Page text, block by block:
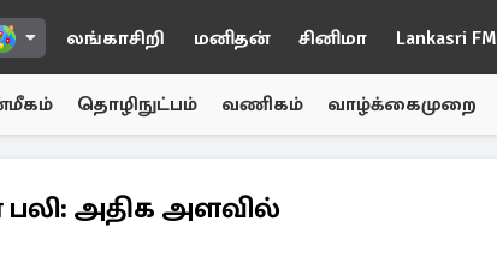
லங்காசிறி மனிதன் சினிமா Lankasri FM
தொழிநுட்பம் வணிகம் வாழ்க்கைமுறை
பலி: அதிக அளவில்